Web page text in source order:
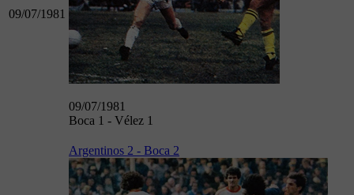
09/07/1981
09/07/1981
Boca 1 - Vélez 1
Argentinos 2 - Boca 2